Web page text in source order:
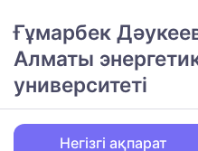
Ғұмарбек
Алматы
университеті
Негізгі ақпарат